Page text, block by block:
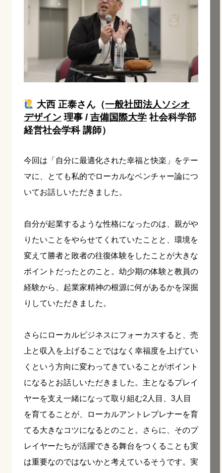
大西 正泰さん（一般社団法人ソシオ
デザイン 理事 / 吉備国際大学 社会科学部
経営社会学科 講師）
今回は「自分に最適化された幸福と快楽」をテー
マに、とても私的でローカルなベンチャー論につ
いてお話しいただきました。
自分が起業するような性格になったのは、親がや
りたいことをやらせてくれていたことと、環境を
変えて勝者と敗者の往復体験をしたことが大きな
ポイントだったとのこと。幼少期の体験と教員の
経験から、起業家精神の根源に何があるかを深掘
りしていただきました。
さらにローカルビジネスにフォーカスすると、売
上と収入を上げることではなく幸福度を上げてい
くという方向に変わってきていることがポイント
になるとお話しいただきました。主となるプレイ
ヤーを支え一緒になって取り組む2人目、3人目
を育てることが、ローカルアントレプレナーを育
てる大きなコツになるとのこと。さらに、そのプ
レイヤーたちが活躍できる舞台をつくることも実
は重要なのではないかと考えているそうです。実